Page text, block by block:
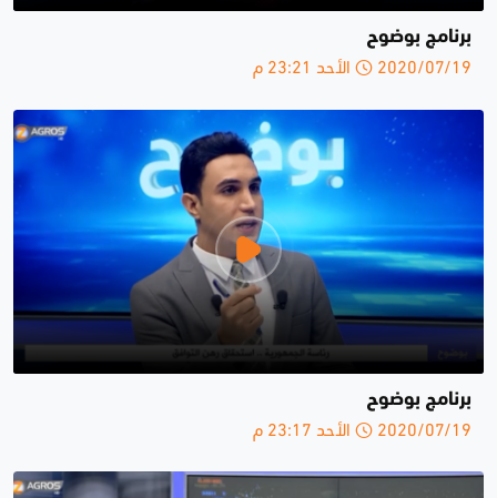
برنامج بوضوح
2020/07/19 الأحد 23:21 م
برنامج بوضوح
2020/07/19 الأحد 23:17 م